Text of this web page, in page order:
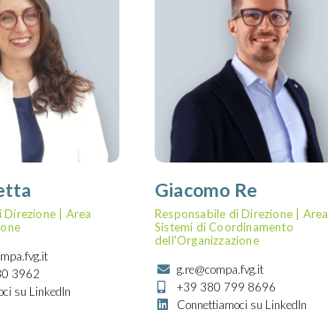
Direzione | Area
3962
su LinkedIn
Giacomo Re
Responsabile di Direzione | Area
Sistemi di Coordinamento
dell'Organizzazione
g.re@compa.fvg.it
+39 380 799 8696
Connettiamoci su LinkedIn